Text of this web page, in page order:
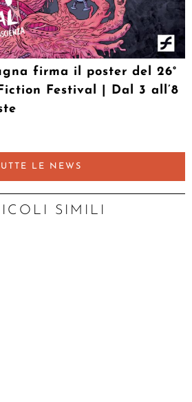
firma il poster del 26°
Festival | Dal 3 all’8
LE NEWS
SIMILI